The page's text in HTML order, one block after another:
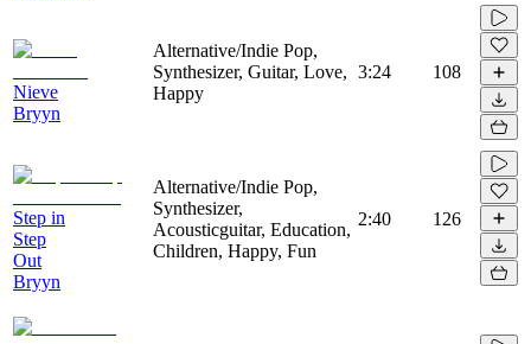
Nieve
Bryyn
Alternative/Indie Pop,
Synthesizer, Guitar, Love,
Happy
3:24 108
Step in
Step
Out
Bryyn
Alternative/Indie Pop,
Synthesizer,
Acousticguitar, Education,
Children, Happy, Fun
2:40 126